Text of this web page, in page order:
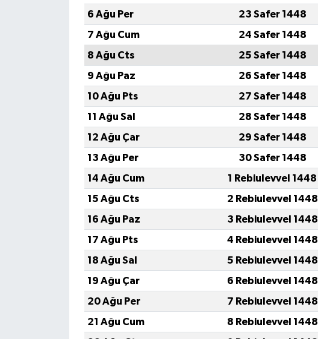
6 Ağu Per
23 Safer 1448
7 Ağu Cum
24 Safer 1448
8 Ağu Cts
25 Safer 1448
9 Ağu Paz
26 Safer 1448
10 Ağu Pts
27 Safer 1448
11 Ağu Sal
28 Safer 1448
12 Ağu Çar
29 Safer 1448
13 Ağu Per
30 Safer 1448
14 Ağu Cum
1 Rebiulevvel 1448
15 Ağu Cts
2 Rebiulevvel 1448
16 Ağu Paz
3 Rebiulevvel 1448
17 Ağu Pts
4 Rebiulevvel 1448
18 Ağu Sal
5 Rebiulevvel 1448
19 Ağu Çar
6 Rebiulevvel 1448
20 Ağu Per
7 Rebiulevvel 1448
21 Ağu Cum
8 Rebiulevvel 1448